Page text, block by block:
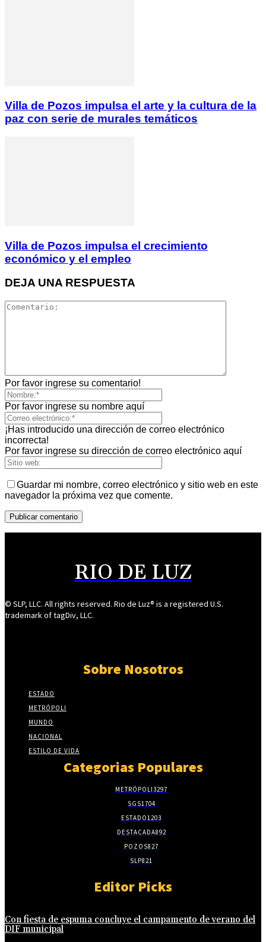
Villa de Pozos impulsa el arte y la cultura de la
paz con serie de murales temáticos
Villa de Pozos impulsa el crecimiento
económico y el empleo
DEJA UNA RESPUESTA
Por favor ingrese su comentario!
Por favor ingrese su nombre aquí
¡Has introducido una dirección de correo electrónico
incorrecta!
Por favor ingrese su dirección de correo electrónico aquí
Guardar mi nombre, correo electrónico y sitio web en este
navegador la próxima vez que comente.
RIO DE LUZ
© SLP, LLC. All rights reserved. Rio de Luz® is a registered U.S.
trademark of tagDiv, LLC.
Sobre Nosotros
ESTADO
METRÓPOLI
MUNDO
NACIONAL
ESTILO DE VIDA
Categorias Populares
METRÓPOLI3297
SGS1704
ESTADO1203
DESTACADA892
POZOS827
SLP821
Editor Picks
Con fiesta de espuma concluye el campamento de verano del
DIF municipal